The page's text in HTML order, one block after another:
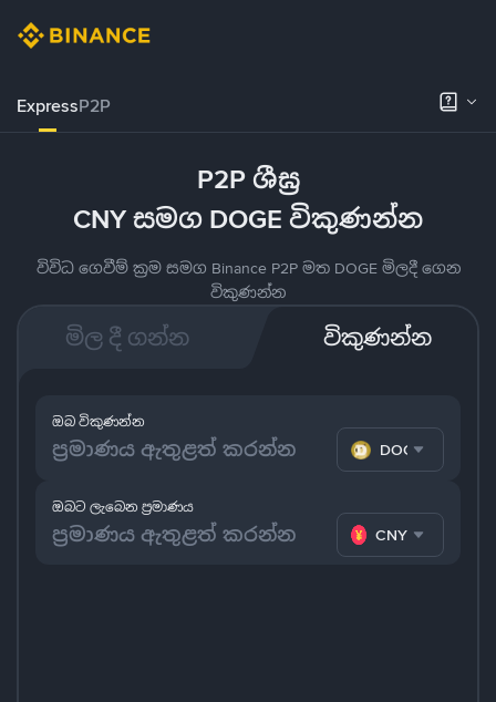
ExpressP2P
P2P ශීඝ්‍ර
CNY සමග DOGE විකුණන්න
විවිධ ගෙවීම් ක්‍රම සමග Binance P2P මත DOGE මිලදී ගෙන
විකුණන්න
මිල දී ගන්න විකුණන්න
ඔබට ලැබෙන ප්‍රමාණය
CNY
ඔබ විකුණන්න
DOGE